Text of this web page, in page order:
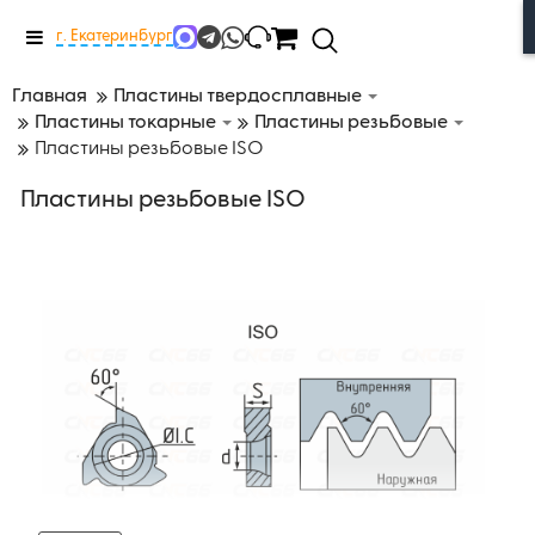
Меню
г. Екатеринбург
Главная
Пластины твердосплавные
Пластины токарные
Пластины резьбовые
Пластины резьбовые ISO
Пластины резьбовые ISO